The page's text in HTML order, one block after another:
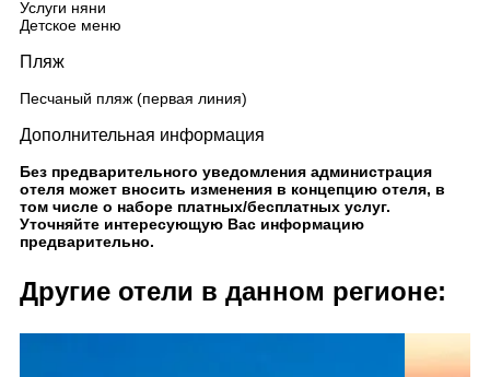
Услуги няни
Детское меню
Пляж
Песчаный пляж (первая линия)
Дополнительная информация
Без предварительного уведомления администрация
отеля может вносить изменения в концепцию отеля, в
том числе о наборе платных/бесплатных услуг.
Уточняйте интересующую Вас информацию
предварительно.
Другие отели в данном регионе: